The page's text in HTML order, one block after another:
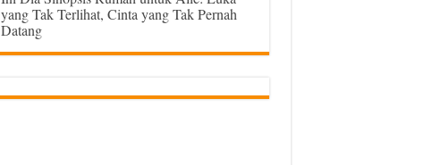
yang Tak Terlihat, Cinta yang Tak Pernah
Datang